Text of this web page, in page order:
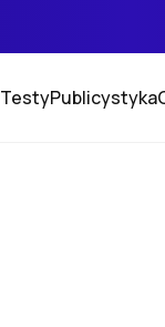
TestyPublicystyka